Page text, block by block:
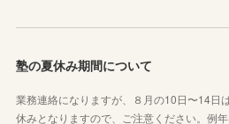
塾の夏休み期間について
業務連絡になりますが、８月の10日〜14日
休みとなりますので、ご注意ください。例